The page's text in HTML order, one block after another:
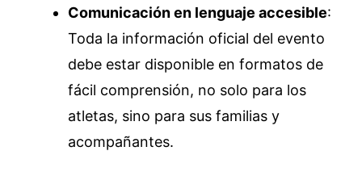
Comunicación en lenguaje accesible:
Toda la información oficial del evento
debe estar disponible en formatos de
fácil comprensión, no solo para los
atletas, sino para sus familias y
acompañantes.